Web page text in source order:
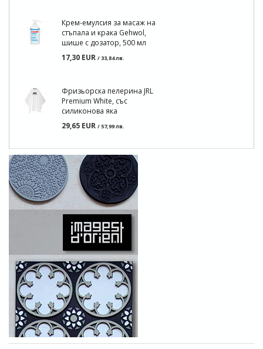
Крем-емулсия за масаж на
стъпала и крака Gehwol,
шише с дозатор, 500 мл
17,30 EUR / 33,84 лв.
Фризьорска пелерина JRL
Premium White, със
силиконова яка
29,65 EUR / 57,99 лв.